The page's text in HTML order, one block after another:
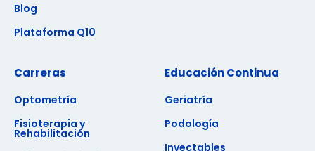
Blog
Plataforma Q10
Carreras
Optometría
Fisioterapia y
Rehabilitación
Educación Continua
Geriatría
Podología
Inyectables